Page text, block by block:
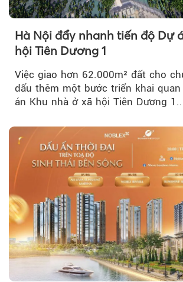
Hà Nội đẩy nhanh tiến độ Dự
hội Tiên Dương 1
Việc giao hơn 62.000m² đất cho
dấu thêm một bước triển khai
án Khu nhà ở xã hội Tiên Dương